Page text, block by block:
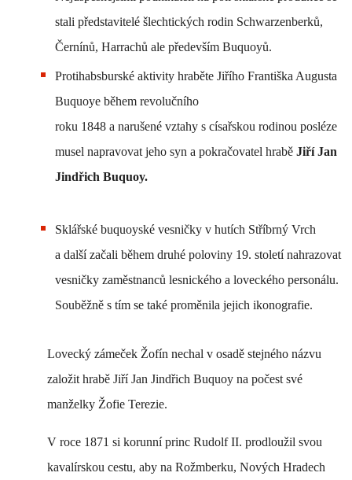
stali představitelé šlechtických rodin Schwarzenberků,
Černínů, Harrachů ale především Buquoyů.
Protihabsburské aktivity hraběte Jiřího Františka Augusta
Buquoye během revolučního
roku 1848 a narušené vztahy s císařskou rodinou posléze
musel napravovat jeho syn a pokračovatel hrabě Jiří Jan
Jindřich Buquoy.
Sklářské buquoyské vesničky v hutích Stříbrný Vrch
a další začali během druhé poloviny 19. století nahrazovat
vesničky zaměstnanců lesnického a loveckého personálu.
Souběžně s tím se také proměnila jejich ikonografie.
Lovecký zámeček Žofín nechal v osadě stejného názvu
založit hrabě Jiří Jan Jindřich Buquoy na počest své
manželky Žofie Terezie.
V roce 1871 si korunní princ Rudolf II. prodloužil svou
kavalírskou cestu, aby na Rožmberku, Nových Hradech